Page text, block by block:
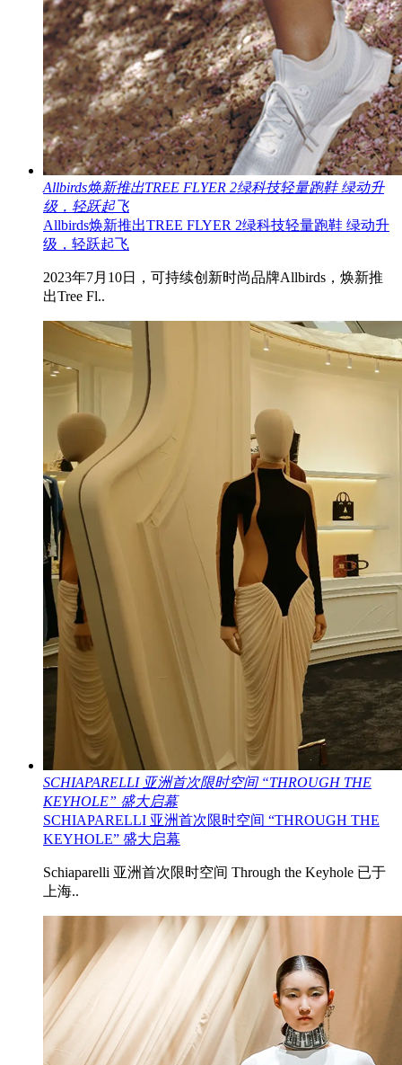
Allbirds焕新推出TREE FLYER 2绿科技轻量跑鞋 绿动升
级，轻跃起飞
Allbirds焕新推出TREE FLYER 2绿科技轻量跑鞋 绿动升
级，轻跃起飞
2023年7月10日，可持续创新时尚品牌Allbirds，焕新推
出Tree Fl..
SCHIAPARELLI 亚洲首次限时空间 “THROUGH THE
KEYHOLE” 盛大启幕
SCHIAPARELLI 亚洲首次限时空间 “THROUGH THE
KEYHOLE” 盛大启幕
Schiaparelli 亚洲首次限时空间 Through the Keyhole 已于
上海..